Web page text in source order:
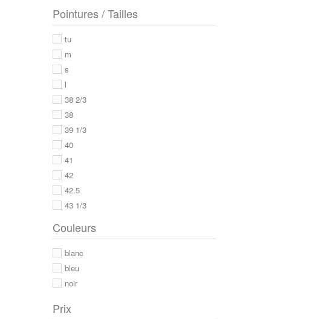
Pointures / Tailles
tu
m
s
l
38 2/3
38
39 1/3
40
41
42
42.5
43 1/3
44
44 2/3
46
Couleurs
blanc
bleu
noir
Prix